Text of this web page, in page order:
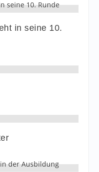
in seine 10.